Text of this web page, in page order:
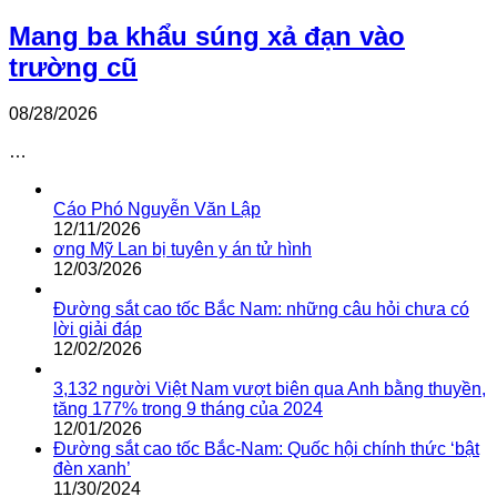
Mang ba khẩu súng xả đạn vào
trường cũ
08/28/2026
…
Cáo Phó Nguyễn Văn Lập
12/11/2026
ơng Mỹ Lan bị tuyên y án tử hình
12/03/2026
Đường sắt cao tốc Bắc Nam: những câu hỏi chưa có
lời giải đáp
12/02/2026
3,132 người Việt Nam vượt biên qua Anh bằng thuyền,
tăng 177% trong 9 tháng của 2024
12/01/2026
Đường sắt cao tốc Bắc-Nam: Quốc hội chính thức ‘bật
đèn xanh’
11/30/2024